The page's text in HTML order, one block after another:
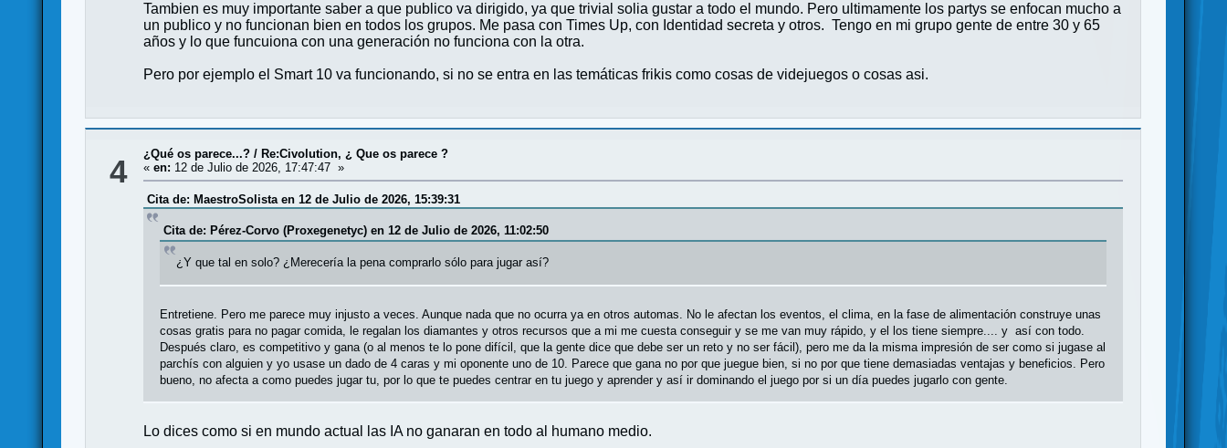
Tambien es muy importante saber a que publico va dirigido, ya que trivial solia gustar a todo el mundo. Pero ultimamente los partys se enfocan mucho a
un publico y no funcionan bien en todos los grupos. Me pasa con Times Up, con Identidad secreta y otros. Tengo en mi grupo gente de entre 30 y 65
años y lo que funcuiona con una generación no funciona con la otra.
Pero por ejemplo el Smart 10 va funcionando, si no se entra en las temáticas frikis como cosas de videjuegos o cosas asi.
4 ¿Qué os parece...? / Re:Civolution, ¿ Que os parece ?
«en: 12 de Julio de 2026, 17:47:47 »
Cita de: MaestroSolista en 12 de Julio de 2026, 15:39:31
Cita de: Pérez-Corvo (Proxegenetyc) en 12 de Julio de 2026, 11:02:50
¿Y que tal en solo? ¿Merecería la pena comprarlo sólo para jugar así?
Entretiene. Pero me parece muy injusto a veces. Aunque nada que no ocurra ya en otros automas. No le afectan los eventos, el clima, en la fase de alimentación construye unas
cosas gratis para no pagar comida, le regalan los diamantes y otros recursos que a mi me cuesta conseguir y se me van muy rápido, y el los tiene siempre.... y así con todo.
Después claro, es competitivo y gana (o al menos te lo pone difícil, que la gente dice que debe ser un reto y no ser fácil), pero me da la misma impresión de ser como si jugase al
parchís con alguien y yo usase un dado de 4 caras y mi oponente uno de 10. Parece que gana no por que juegue bien, si no por que tiene demasiadas ventajas y beneficios. Pero
bueno, no afecta a como puedes jugar tu, por lo que te puedes centrar en tu juego y aprender y así ir dominando el juego por si un día puedes jugarlo con gente.
Lo dices como si en mundo actual las IA no ganaran en todo al humano medio.